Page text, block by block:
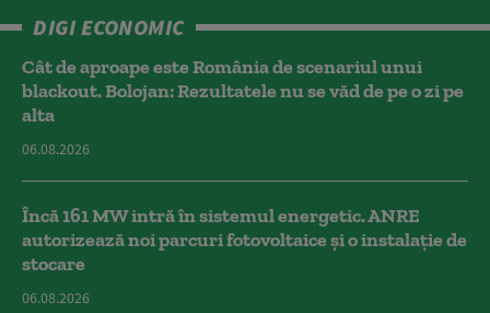
DIGI ECONOMIC
Cât de aproape este România de scenariul unui
blackout. Bolojan: Rezultatele nu se văd de pe o zi pe
alta
06.08.2026
Încă 161 MW intră în sistemul energetic. ANRE
autorizează noi parcuri fotovoltaice și o instalație de
stocare
06.08.2026